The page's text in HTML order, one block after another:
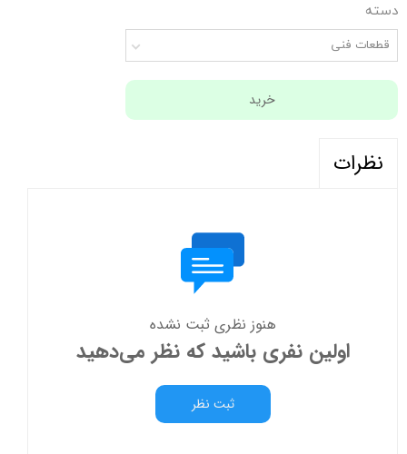
دسته
قطعات فنی
خرید
نظرات
هنوز نظری ثبت نشده
اولین نفری باشید که نظر می‌دهید
ثبت نظر